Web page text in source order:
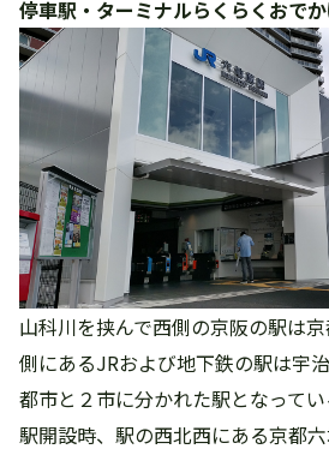
停車駅・ターミナルらくらくおで
山科川を挟んで西側の京阪の駅は
側にあるJRおよび地下鉄の駅は宇
都市と２市に分かれた駅となって
駅開設時、駅の西北西にある京都